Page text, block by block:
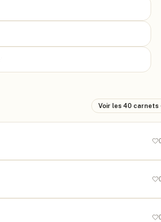
Voir les 40 carnets